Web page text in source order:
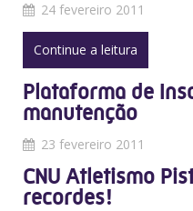
24 fevereiro 2011
Continue a leitura
Plataforma de
manutenção
23 fevereiro 2011
CNU Atletismo
recordes!